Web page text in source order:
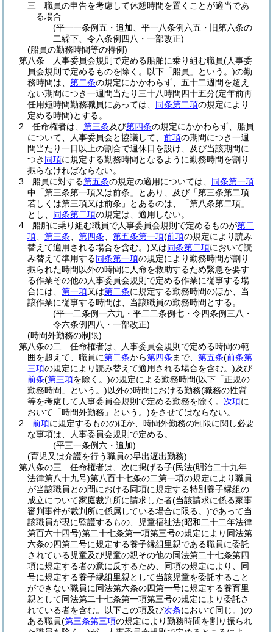
三
職員の申告を考慮して休憩時間を置くことが適当であ
る場合
(平一一条例五・追加、平一八条例六五・旧第六条の
二繰下、令六条例四八・一部改正)
(船員の勤務時間等の特例)
第八条
人事委員会規則で定める船舶に乗り組む職員(人事委
員会規則で定めるものを除く。以下「船員」という。)の勤
務時間は、 第二条の規定にかかわらず、五十二週間を超え
ない期間につき一週間当たり三十八時間四十五分(定年前再
任用短時間勤務職員にあっては、 同条第二項の規定により
定める時間)とする。
2
任命権者は、 第三条及び第四条の規定にかかわらず、船員
について、人事委員会と協議して、 前項の期間につき一週
間当たり一日以上の割合で週休日を設け、及び当該期間に
つき 同項に規定する勤務時間となるように勤務時間を割り
振らなければならない。
3
船員に対する第五条の規定の適用については、 同条第一項
中「第三条第一項又は前条」とあり、及び「第三条第二項
若しくは第三項又は前条」とあるのは、「第八条第二項」
とし、 同条第二項の規定は、適用しない。
4
船舶に乗り組む職員で人事委員会規則で定めるものが第二
項
第三条 第四条 第五条第一項(前項の規定により読み
替えて適用される場合を含む。)又は同条第二項において読
み替えて準用する同条第一項の規定により勤務時間が割り
振られた時間以外の時間に人命を救助するため緊急を要す
る作業その他の人事委員会規則で定める作業に従事する場
合には、 第一項又は第二条に規定する勤務時間のほか、当
該作業に従事する時間は、当該職員の勤務時間とする。
(平一二条例一六九・平二二条例七・令四条例三八・
令六条例四八・一部改正)
(時間外勤務の制限)
第八条の二
任命権者は、人事委員会規則で定める時間の範
囲を超えて、職員に第二条から第四条 まで、 第五条(前条第
三項の規定により読み替えて適用される場合を含む。)及び
前条(第三項を除く。)の規定による勤務時間(以下「正規の
勤務時間」という。)以外の時間における勤務(職務の性質
等を考慮して人事委員会規則で定める勤務を除く。 次項に
おいて「時間外勤務」という。)をさせてはならない。
2
前項に規定するもののほか、時間外勤務の制限に関し必要
な事項は、人事委員会規則で定める。
(平三一条例六・追加)
(育児又は介護を行う職員の早出遅出勤務)
第八条の三
任命権者は、次に掲げる子(民法(明治二十九年
法律第八十九号)第八百十七条の二第一項の規定により職員
が当該職員との間における同項に規定する特別養子縁組の
成立について家庭裁判所に請求した者(当該請求に係る家事
審判事件が裁判所に係属している場合に限る。)であって当
該職員が現に監護するもの、児童福祉法(昭和二十二年法律
第百六十四号)第二十七条第一項第三号の規定により同法第
六条の四第二号に規定する養子縁組里親である職員に委託
されている児童及び児童の親その他の同法第二十七条第四
項に規定する者の意に反するため、同項の規定により、同
号に規定する養子縁組里親として当該児童を委託すること
ができない職員に同法第六条の四第一号に規定する養育里
親として同法第二十七条第一項第三号の規定により委託さ
れている者を含む。以下この項及び次条において同じ。)の
ある職員(第三条第三項の規定により勤務時間を割り振られ